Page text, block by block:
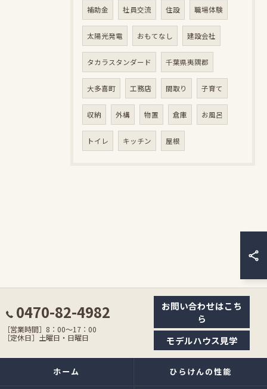
補助金 社員交流 住設 職場体験
太陽光発電 おもてなし 建設会社
タカラスタンダード 千葉県夷隅郡
大多喜町 工務店 間取り 子育て
収納 外構 物置 倉庫 お風呂
トイレ キッチン 屋根
0470-82-4982
［営業時間］8：00〜17：00
［定休日］土曜日・日曜日
お問い合わせはこち
ら
モデルハウス見学
ホーム ひらけんの性能